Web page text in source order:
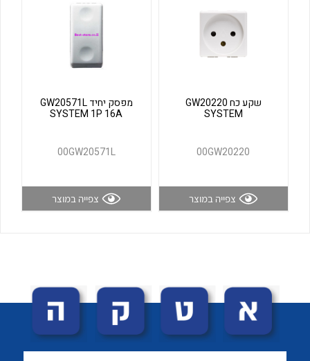
לכל מוצרי היצרן
שקע כח GW20220
SYSTEM
00GW20220
צפייה במוצר
מפסק יחיד GW20571L
SYSTEM 1P 16A
00GW20571L
צפייה במוצר